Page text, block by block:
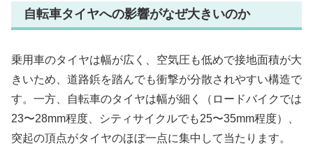
自転車タイヤへの影響がなぜ大きいのか
乗用車のタイヤは幅が広く、空気圧も低めで接地面積が大
きいため、道路鋲を踏んでも衝撃が分散されやすい構造で
す。一方、自転車のタイヤは幅が細く（ロードバイクでは
23〜28mm程度、シティサイクルでも25〜35mm程度）、
突起の頂点がタイヤのほぼ一点に集中して当たります。